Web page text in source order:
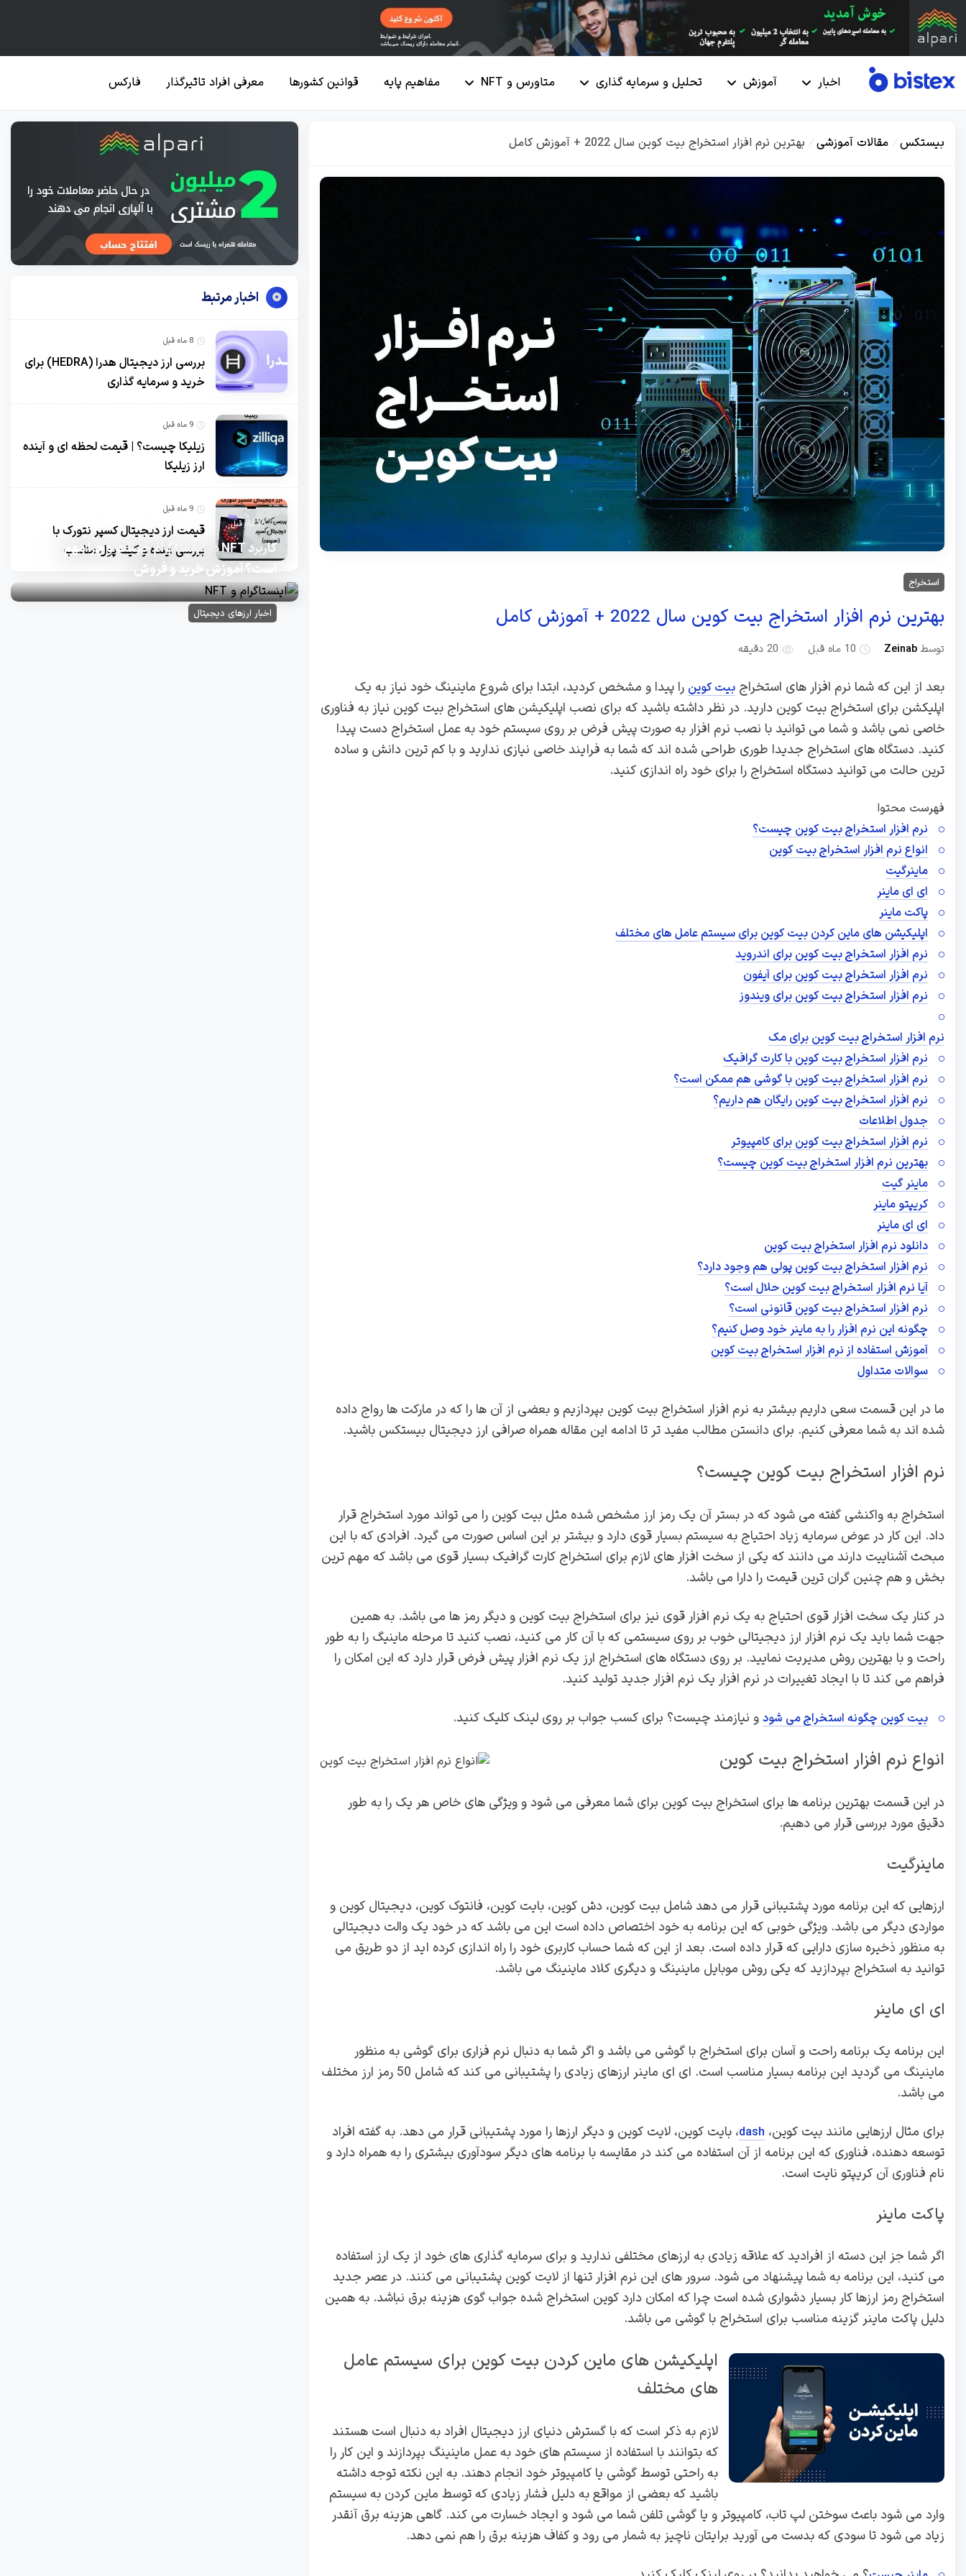
اخبار آموزش تحلیل و سرمایه گذاری متاورس و NFT مفاهیم پایه قوانین کشورها معرفی افراد تاثیرگذار فارکس
بیستکس مقالات آموزشی بهترین نرم افزار استخراج بیت کوین سال 2022 + آموزش کامل
استخراج
بهترین نرم افزار استخراج بیت کوین سال 2022 + آموزش کامل
توسط Zeinab 10 ماه قبل 20 دقیقه
بعد از این که شما نرم افزار های استخراج بیت کوین را پیدا و مشخص کردید، ابتدا برای شروع ماینینگ خود نیاز به یک
اپلیکشن برای استخراج بیت کوین دارید. در نظر داشته باشید که برای نصب اپلیکیشن های استخراج بیت کوین نیاز به فناوری
خاصی نمی باشد و شما می توانید با نصب نرم افزار به صورت پیش فرض بر روی سیستم خود به عمل استخراج دست پیدا
کنید. دستگاه های استخراج جدیدا طوری طراحی شده اند که شما به فرایند خاصی نیازی ندارید و با کم ترین دانش و ساده
ترین حالت می توانید دستگاه استخراج را برای خود راه اندازی کنید.
فهرست محتوا
نرم افزار استخراج بیت کوین چیست؟
انواع نرم افزار استخراج بیت کوین
ماینرگیت
ای ای ماینر
پاکت ماینر
اپلیکیشن های ماین کردن بیت کوین برای سیستم عامل های مختلف
نرم افزار استخراج بیت کوین برای اندروید
نرم افزار استخراج بیت کوین برای آیفون
نرم افزار استخراج بیت کوین برای ویندوز
نرم افزار استخراج بیت کوین برای مک
نرم افزار استخراج بیت کوین با کارت گرافیک
نرم افزار استخراج بیت کوین با گوشی هم ممکن است؟
نرم افزار استخراج بیت کوین رایگان هم داریم؟
جدول اطلاعات
نرم افزار استخراج بیت کوین برای کامپیوتر
بهترین نرم افزار استخراج بیت کوین چیست؟
ماینر گیت
کریپتو ماینر
ای ای ماینر
دانلود نرم افزار استخراج بیت کوین
نرم افزار استخراج بیت کوین پولی هم وجود دارد؟
آیا نرم افزار استخراج بیت کوین حلال است؟
نرم افزار استخراج بیت کوین قانونی است؟
چگونه این نرم افزار را به ماینر خود وصل کنیم؟
آموزش استفاده از نرم افزار استخراج بیت کوین
سوالات متداول
ما در این قسمت سعی داریم بیشتر به نرم افزار استخراج بیت کوین بپردازیم و بعضی از آن ها را که در مارکت ها رواج داده
شده اند به شما معرفی کنیم. برای دانستن مطالب مفید تر تا ادامه این مقاله همراه صرافی ارز دیجیتال بیستکس باشید.
نرم افزار استخراج بیت کوین چیست؟
استخراج به واکنشی گفته می شود که در بستر آن یک رمز ارز مشخص شده مثل بیت کوین را می تواند مورد استخراج قرار
داد. این کار در عوض سرمایه زیاد احتیاج به سیستم بسیار قوی دارد و بیشتر بر این اساس صورت می گیرد. افرادی که با این
مبحث آشناییت دارند می دانند که یکی از سخت افزار های لازم برای استخراج کارت گرافیک بسیار قوی می باشد که مهم ترین
بخش و هم چنین گران ترین قیمت را دارا می باشد.
در کنار یک سخت افزار قوی احتیاج به یک نرم افزار قوی نیز برای استخراج بیت کوین و دیگر رمز ها می باشد. به همین
جهت شما باید یک نرم افزار ارز دیجیتالی خوب بر روی سیستمی که با آن کار می کنید، نصب کنید تا مرحله ماینیگ را به طور
راحت و با بهترین روش مدیریت نمایید. بر روی دستگاه های استخراج ارز یک نرم افزار پیش فرض قرار دارد که این امکان را
فراهم می کند تا با ایجاد تغییرات در نرم افزار یک نرم افزار جدید تولید کنید.
بیت کوین چگونه استخراج می شود و نیازمند چیست؟ برای کسب جواب بر روی لینک کلیک کنید.
انواع نرم افزار استخراج بیت کوین
در این قسمت بهترین برنامه ها برای استخراج بیت کوین برای شما معرفی می شود و ویژگی های خاص هر یک را به طور
دقیق مورد بررسی قرار می دهیم.
ماینرگیت
ارزهایی که این برنامه مورد پشتیبانی قرار می دهد شامل بیت کوین، دش کوین، بایت کوین، فانتوک کوین، دیجیتال کوین و
مواردی دیگر می باشد. ویژگی خوبی که این برنامه به خود اختصاص داده است این می باشد که در خود یک والت دیجیتالی
به منظور ذخیره سازی دارایی که قرار داده است. بعد از این که شما حساب کاربری خود را راه اندازی کرده اید از دو طریق می
توانید به استخراج بپردازید که یکی روش موبایل ماینینگ و دیگری کلاد ماینینگ می باشد.
ای ای ماینر
این برنامه یک برنامه راحت و آسان برای استخراج با گوشی می باشد و اگر شما به دنبال نرم فزاری برای گوشی به منظور
ماینینگ می گردید این برنامه بسیار مناسب است. ای ای ماینر ارزهای زیادی را پشتیبانی می کند که شامل 50 رمز ارز مختلف
می باشد.
برای مثال ارزهایی مانند بیت کوین، dash، بایت کوین، لایت کوین و دیگر ارزها را مورد پشتیبانی قرار می دهد. به گفته افراد
توسعه دهنده، فناوری که این برنامه از آن استفاده می کند در مقایسه با برنامه های دیگر سودآوری بیشتری را به همراه دارد و
نام فناوری آن کریپتو نایت است.
پاکت ماینر
اگر شما جز این دسته از افرادید که علاقه زیادی به ارزهای مختلفی ندارید و برای سرمایه گذاری های خود از یک ارز استفاده
می کنید، این برنامه به شما پیشنهاد می شود. سرور های این نرم افزار تنها از لایت کوین پشتیبانی می کنند. در عصر جدید
استخراج رمز ارزها کار بسیار دشواری شده است چرا که امکان دارد کوین استخراج شده جواب گوی هزینه برق نباشد. به همین
دلیل پاکت ماینر گزینه مناسب برای استخراج با گوشی می باشد.
اپلیکیشن های ماین کردن بیت کوین برای سیستم عامل
های مختلف
لازم به ذکر است که با گسترش دنیای ارز دیجیتال افراد به دنبال است هستند
که بتوانند با استفاده از سیستم های خود به عمل ماینینگ بپردازند و این کار را
به راحتی توسط گوشی یا کامپیوتر خود انجام دهند. به این نکته توجه داشته
باشید که بعضی از مواقع به دلیل فشار زیادی که توسط ماین کردن به سیستم
وارد می شود باعث سوختن لپ تاب، کامپیوتر و یا گوشی تلفن شما می شود و ایجاد خسارت می کند. گاهی هزینه برق آنقدر
زیاد می شود تا سودی که بدست می آورید برایتان ناچیز به شمار می رود و کفاف هزینه برق را هم نمی دهد.
اخبار مرتبط
8 ماه قبل
بررسی ارز دیجیتال هدرا (HEDRA) برای
خرید و سرمایه گذاری
9 ماه قبل
زیلیکا چیست؟ | قیمت لحظه ای و آینده
ارز زیلیکا
9 ماه قبل
قیمت ارز دیجیتال کسپر نتورک با
بررسی آینده و کیف پول مناسب
اخبار ارزهای دیجیتال
10 ماه قبل
کاربرد NFT در اینستاگرام چیست و چرا مهم
است؟ آموزش خرید و فروش